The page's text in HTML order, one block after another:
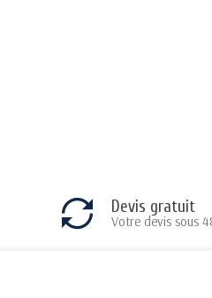
Devis gratuit
Votre devis sous